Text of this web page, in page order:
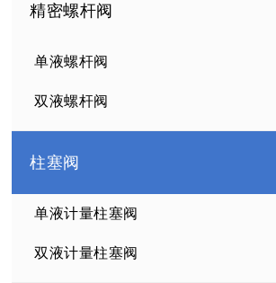
精密螺杆阀
单液螺杆阀
双液螺杆阀
柱塞阀
单液计量柱塞阀
双液计量柱塞阀